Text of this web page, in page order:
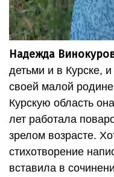
Надежда
детьми и в Курске,
своей малой
Курскую область
лет работала
зрелом возрасте.
стихотворение
вставила в